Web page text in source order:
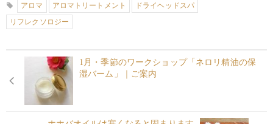
アロマ
アロマトリートメント
ドライヘッドスパ
リフレクソロジー
1月・季節のワークショップ「ネロリ精油の保
湿バーム」｜ご案内